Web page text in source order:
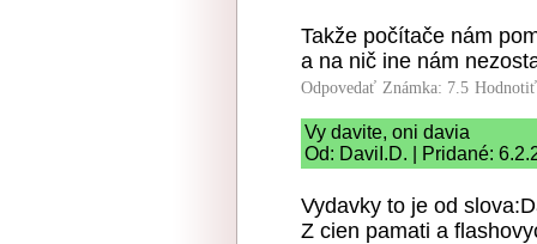
Takže počítače nám
a na nič ine nám
Odpovedať Známka: 7.5
Vy davite, oni davia
Od: DaviI.D. | Pridané:
Vydavky to je od
Z cien pamati a